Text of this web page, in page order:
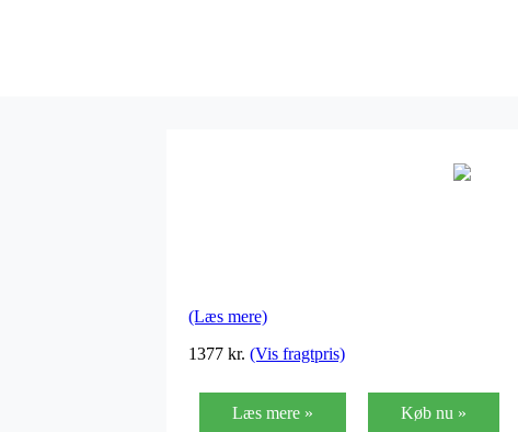
(Læs mere)
1377 kr. (Vis fragtpris)
Læs mere » Køb nu »